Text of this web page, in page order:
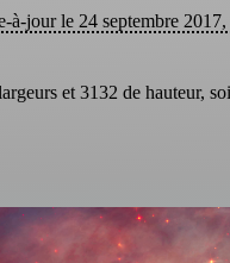
à-jour le 24 septembre
et 3132 de hauteur,